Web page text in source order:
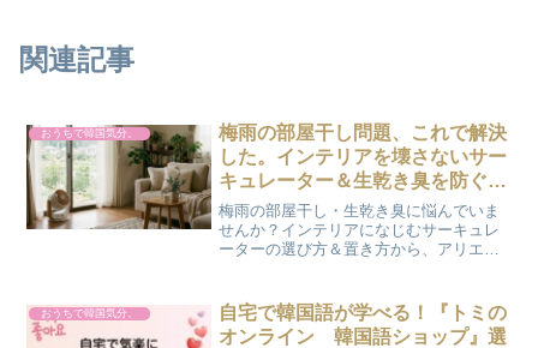
関連記事
おうちで韓国気分。
梅雨の部屋干し問題、これで解決
した。インテリアを壊さないサー
キュレーター＆生乾き臭を防ぐ洗
剤3点セット
梅雨の部屋干し・生乾き臭に悩んでいま
せんか？インテリアになじむサーキュレ
ーターの選び方＆置き方から、アリエー
開。今年の梅雨はこれで乗り切ろう♪
おうちで韓国気分。
自宅で韓国語が学べる！『トミの
オンライン 韓国語ショップ』選